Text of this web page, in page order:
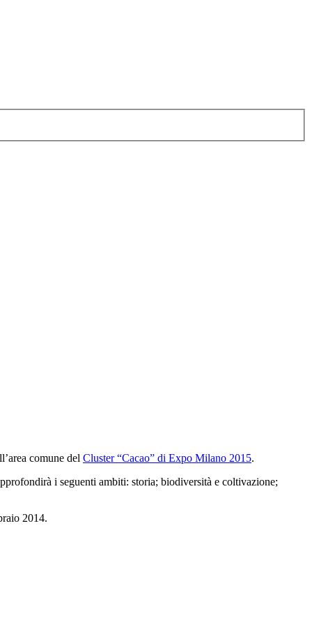
comune del Cluster “Cacao” di Expo Milano 2015.
i seguenti ambiti: storia; biodiversità e coltivazione;
2014.